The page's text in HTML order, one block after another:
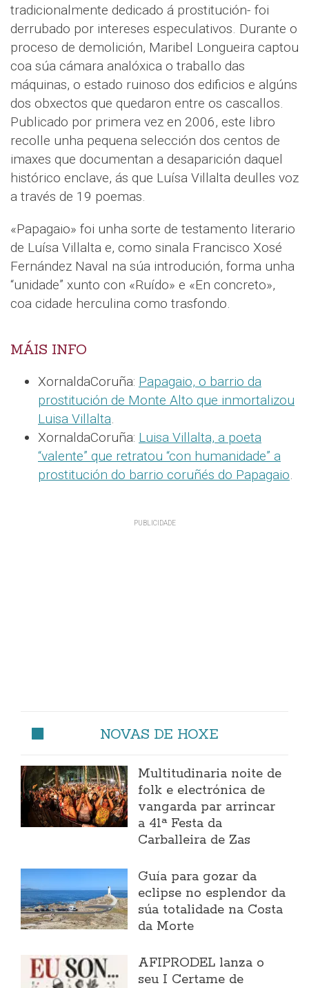
tradicionalmente dedicado á prostitución- foi
derrubado por intereses especulativos. Durante o
proceso de demolición, Maribel Longueira captou
coa súa cámara analóxica o traballo das
máquinas, o estado ruinoso dos edificios e algúns
dos obxectos que quedaron entre os cascallos.
Publicado por primera vez en 2006, este libro
recolle unha pequena selección dos centos de
imaxes que documentan a desaparición daquel
histórico enclave, ás que Luísa Villalta deulles voz
a través de 19 poemas.
«Papagaio» foi unha sorte de testamento literario
de Luísa Villalta e, como sinala Francisco Xosé
Fernández Naval na súa introdución, forma unha
“unidade” xunto con «Ruído» e «En concreto»,
coa cidade herculina como trasfondo.
MÁIS INFO
XornaldaCoruña: Papagaio, o barrio da
prostitución de Monte Alto que inmortalizou
Luisa Villalta.
XornaldaCoruña: Luisa Villalta, a poeta
“valente” que retratou “con humanidade” a
prostitución do barrio coruñés do Papagaio.
NOVAS DE HOXE
Multitudinaria noite de
folk e electrónica de
vangarda par arrincar
a 41ª Festa da
Carballeira de Zas
Guía para gozar da
eclipse no esplendor da
súa totalidade na Costa
da Morte
AFIPRODEL lanza o
seu I Certame de